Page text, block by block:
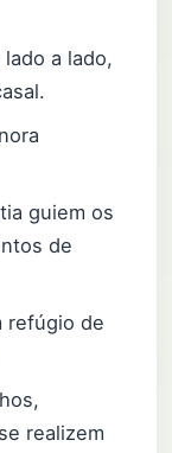
a lado,
guiem os
de
refúgio de
realizem